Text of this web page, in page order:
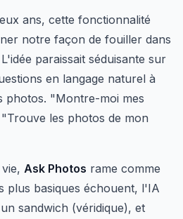
ans, cette fonctionnalité
notre façon de fouiller dans
paraissait séduisante sur
en langage naturel à
"Montre-moi mes
les photos de mon
Ask Photos rame comme
plus basiques échouent, l'IA
sandwich (véridique), et